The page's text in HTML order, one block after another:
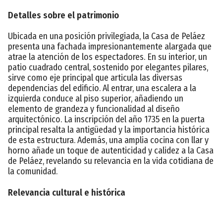
Detalles sobre el patrimonio
Ubicada en una posición privilegiada, la Casa de Peláez
presenta una fachada impresionantemente alargada que
atrae la atención de los espectadores. En su interior, un
patio cuadrado central, sostenido por elegantes pilares,
sirve como eje principal que articula las diversas
dependencias del edificio. Al entrar, una escalera a la
izquierda conduce al piso superior, añadiendo un
elemento de grandeza y funcionalidad al diseño
arquitectónico. La inscripción del año 1735 en la puerta
principal resalta la antigüedad y la importancia histórica
de esta estructura. Además, una amplia cocina con llar y
horno añade un toque de autenticidad y calidez a la Casa
de Peláez, revelando su relevancia en la vida cotidiana de
la comunidad.
Relevancia cultural e histórica